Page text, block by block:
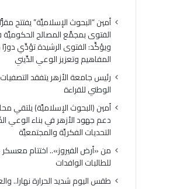
أمين “البحوث الإسلاميَّة” يفتتح
الفتوى بمجمَّع المصالح الحكوميَّة
ويؤكِّد: الفتوى الرشيدة تؤدِّي
المفاهيم وتعزيز الوعي الدِّيني
رئيس جامعة الأزهر يتفقد
الوطني للقراءة
أمين (البحوث الإسلاميَّة) يلتقي
دعم جهود الأزهر في بناء الوعي
التحديات الفكريَّة والمجتمعيَّة
من «أرض الفيروز».. اختتام
للطالبات الوافدات
طقس اليوم شديد الحرارة نهارا..